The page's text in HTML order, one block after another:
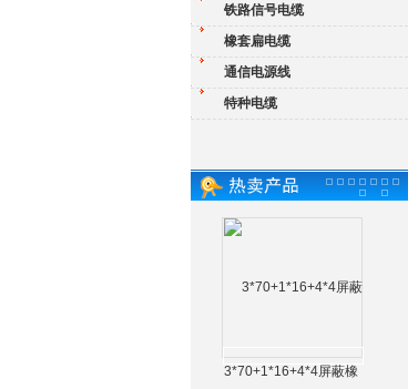
铁路信号电缆
橡套扁电缆
通信电源线
特种电缆
3*70+1*16+4*4屏蔽橡